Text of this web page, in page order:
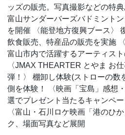
ッズの販売。写真撮影などの特典
富山サンダーバーズバドミント
を開催 〈能登地方復興ブース〉
飲食販売、特産品の販売を実施
富山市内で活躍するアーティス
〈JMAX THEARTER とやま お
弾！〉
棚卸し体験(ストローの数
側を体験！
〈映画「宝島」感想
選でプレゼント当たるキャンペ
〈富山・石川ロケ映画「港のひか
ク、場面写真など展開